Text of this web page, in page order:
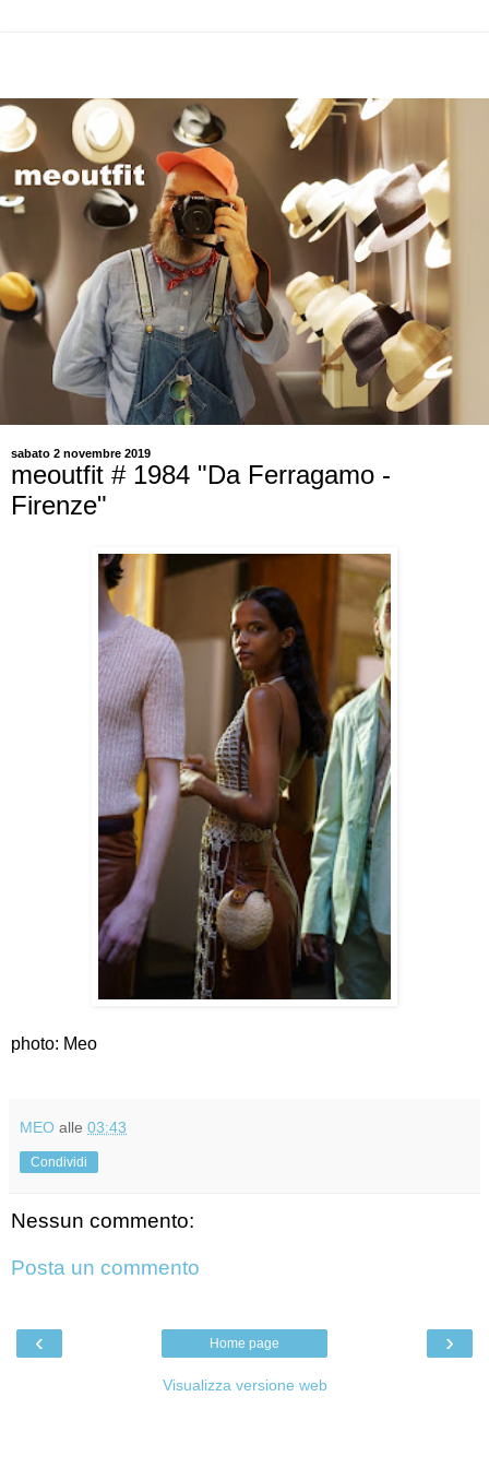
sabato 2 novembre 2019
meoutfit # 1984 "Da Ferragamo -
Firenze"
photo: Meo
MEO alle 03:43
Condividi
Nessun commento:
Posta un commento
‹ ›
Home page
Visualizza versione web